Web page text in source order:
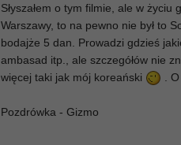
Słyszałem o tym filmie, ale w życiu
Warszawy, to na pewno nie był to
bodajże 5 dan. Prowadzi gdzieś
ambasad itp., ale szczegółów nie
więcej taki jak mój koreański
.
Pozdrówka - Gizmo